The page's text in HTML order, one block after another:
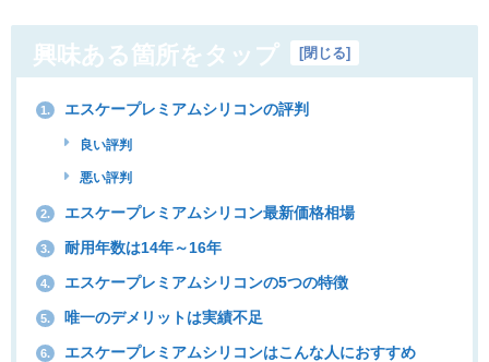
興味ある箇所をタップ [閉じる]
1. エスケープレミアムシリコンの評判
良い評判
悪い評判
2. エスケープレミアムシリコン最新価格相場
3. 耐用年数は14年～16年
4. エスケープレミアムシリコンの5つの特徴
5. 唯一のデメリットは実績不足
6. エスケープレミアムシリコンはこんな人におすすめ